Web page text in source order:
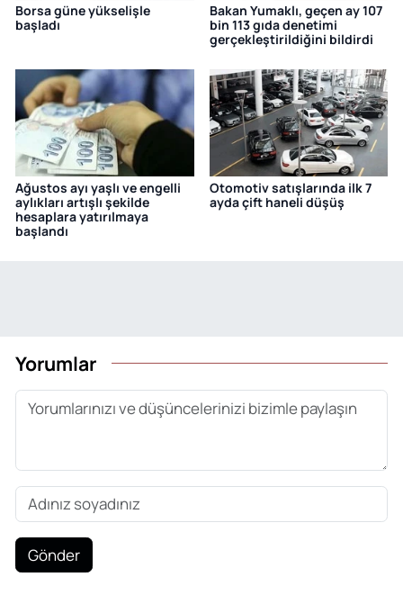
Borsa güne yükselişle
başladı
Bakan Yumaklı, geçen ay 107
bin 113 gıda denetimi
gerçekleştirildiğini bildirdi
Ağustos ayı yaşlı ve engelli
aylıkları artışlı şekilde
hesaplara yatırılmaya
başlandı
Otomotiv satışlarında ilk 7
ayda çift haneli düşüş
Yorumlar
Gönder